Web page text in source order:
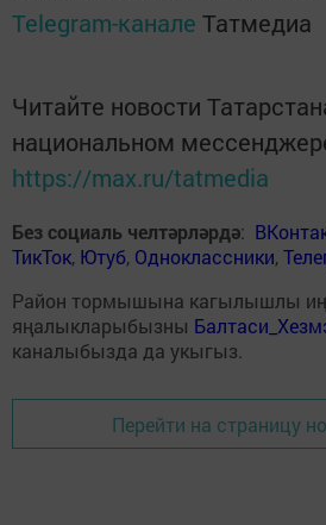
Telegram-канале Татмедиа
Читайте новости
национальном
https://max.ru/tatmedia
Без социаль челтәрләрдә:
ТикТок, Ютуб, Одноклассники,
Район тормышына кагылышлы
яңалыкларыбызны
каналыбызда да укыгыз.
Перейти на страницу